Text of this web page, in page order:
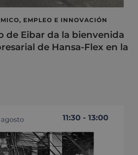
EMPLEO E INNOVACIÓN
de Eibar da la bienvenida
de Hansa-Flex en la